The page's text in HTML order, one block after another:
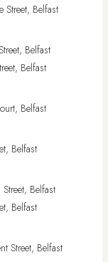
Street, Belfast
Belfast
Belfast
Belfast
Belfast
Belfast
Belfast
Street, Belfast